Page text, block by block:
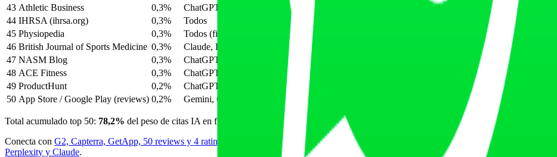
43 Athletic Business 0,3% ChatGPT (B2B)
Noticias gimnasios, instalaciones
44 IHRSA (ihrsa.org) 0,3% Todos
Estándares industria fitness club
45 Physiopedia 0,3% Todos (fisio)
Conocimiento abierto fisioterapia
46 British Journal of Sports Medicine 0,3% Claude, Perplexity
Investigación deportiva
47 NASM Blog 0,3% ChatGPT, Gemini
Educación entrenadores certificados
48 ACE Fitness 0,3% ChatGPT, Gemini
Certificación entrenadores
49 ProductHunt 0,2% ChatGPT, Perplexity (B2B)
Lanzamientos software, demos
50 App Store / Google Play (reviews) 0,2% Gemini, ChatGPT (B2C apps) Reviews app cliente
Total acumulado top 50: 78,2% del peso de citas IA en fitness y wellness 2026.
Conecta con G2, Capterra, GetApp, 50 reviews y 4 rating para citas IA , con sitios de reseñas y directorios IA: Capterra, Trustpilot, Google Business
Perplexity y Claude.